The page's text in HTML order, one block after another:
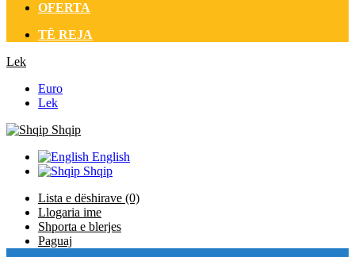
OFERTA
TË REJA
Lek
Euro
Lek
Shqip
English
Shqip
Lista e dëshirave (0)
Llogaria ime
Shporta e blerjes
Paguaj